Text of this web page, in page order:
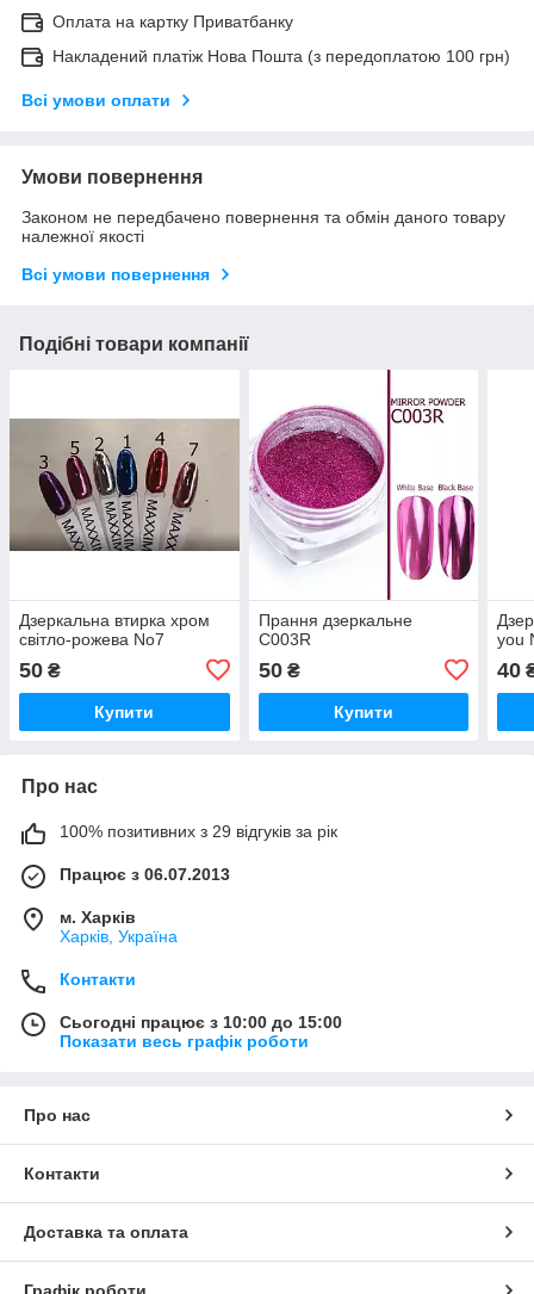
Оплата на картку Приватбанку
Накладений платіж Нова Пошта (з передоплатою 100 грн)
Всі умови оплати
Умови повернення
Законом не передбачено повернення та обмін даного товару
належної якості
Всі умови повернення
Подібні товари компанії
Дзеркальна втирка хром
світло-рожева No7
50 ₴
Купити
Прання дзеркальне
C003R
50₴
Купити
you
40
Про нас
100% позитивних з 29 відгуків за рік
Працює з 06.07.2013
м. Харків
Харків, Україна
Контакти
Сьогодні працює з 10:00 до 15:00
Показати весь графік роботи
Про нас
Контакти
Доставка та оплата